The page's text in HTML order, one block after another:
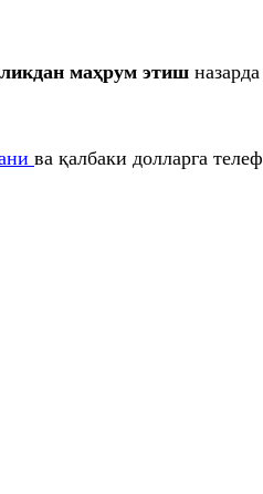
маҳрум этиш
ва қалбаки долларга